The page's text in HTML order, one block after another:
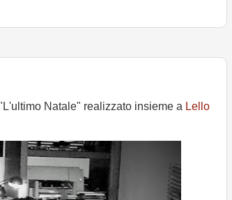
Natale" realizzato insieme a Lello